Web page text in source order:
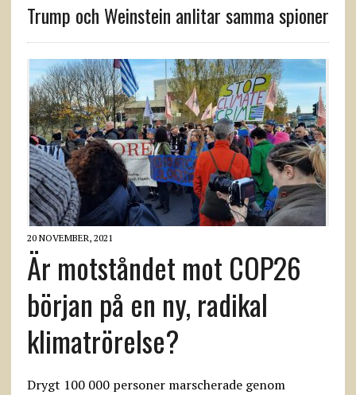
Trump och Weinstein anlitar samma spioner
20 NOVEMBER, 2021
Är motståndet mot COP26
början på en ny, radikal
klimatrörelse?
Drygt 100 000 personer marscherade genom